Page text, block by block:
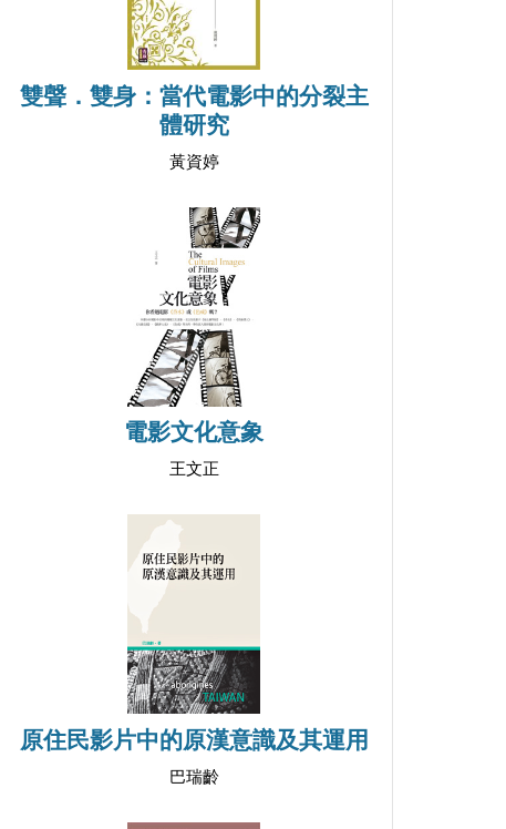
雙聲．雙身：當代電影中的分裂主
體研究
黃資婷
電影文化意象
王文正
原住民影片中的原漢意識及其運用
巴瑞齡